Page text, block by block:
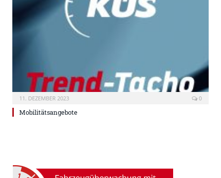
11. DEZEMBER 2023 0
Mobilitätsangebote